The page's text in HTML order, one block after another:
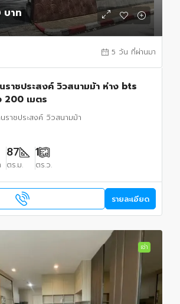
บาท
5 วัน ที่ผ่านมา
ราชประสงค์ วิวสนามม้า ห่าง bts
200 เมตร
ราชประสงค์ วิวสนามม้า
87
ตร.ม.
1
ตร.ว.
รายละเอียด
เช่า